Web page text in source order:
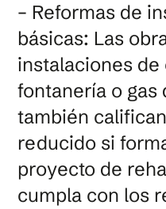
– Reformas de
básicas: Las
instalaciones
fontanería o gas
también
reducido si
proyecto de
cumpla con los